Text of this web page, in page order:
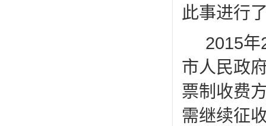
此事进行
2015年
市人民政
票制收费
需继续征